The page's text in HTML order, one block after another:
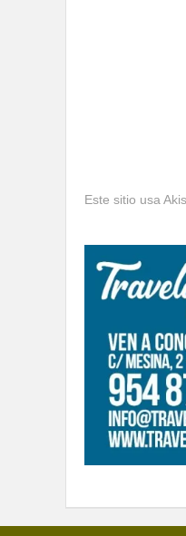
Este sitio usa